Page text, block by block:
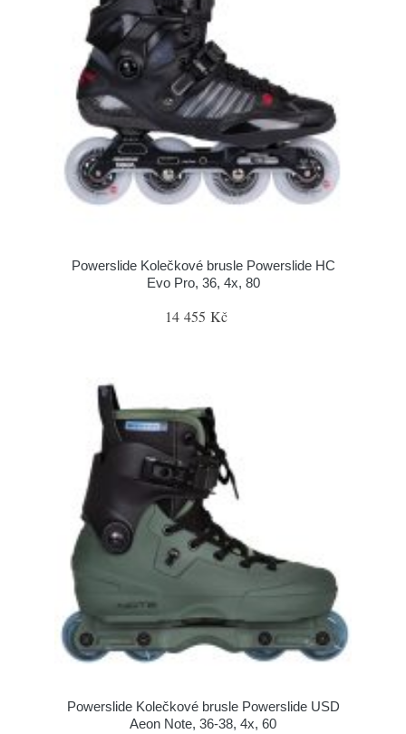
Powerslide Kolečkové brusle Powerslide HC
Evo Pro, 36, 4x, 80
14 455 Kč
Powerslide Kolečkové brusle Powerslide USD
Aeon Note, 36-38, 4x, 60